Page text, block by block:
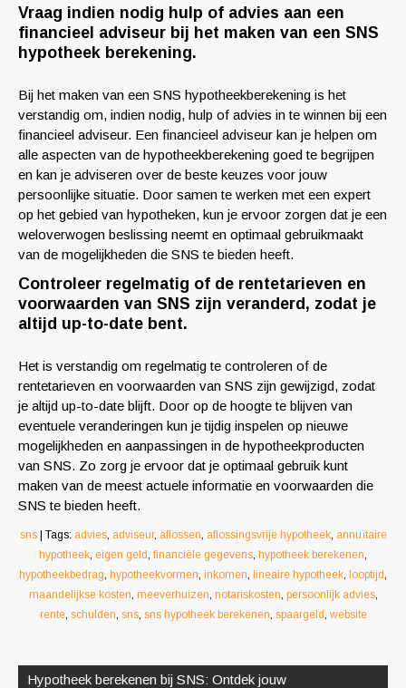
Vraag indien nodig hulp of advies aan een
financieel adviseur bij het maken van een SNS
hypotheek berekening.
Bij het maken van een SNS hypotheekberekening is het
verstandig om, indien nodig, hulp of advies in te winnen bij een
financieel adviseur. Een financieel adviseur kan je helpen om
alle aspecten van de hypotheekberekening goed te begrijpen
en kan je adviseren over de beste keuzes voor jouw
persoonlijke situatie. Door samen te werken met een expert
op het gebied van hypotheken, kun je ervoor zorgen dat je een
weloverwogen beslissing neemt en optimaal gebruikmaakt
van de mogelijkheden die SNS te bieden heeft.
Controleer regelmatig of de rentetarieven en
voorwaarden van SNS zijn veranderd, zodat je
altijd up-to-date bent.
Het is verstandig om regelmatig te controleren of de
rentetarieven en voorwaarden van SNS zijn gewijzigd, zodat
je altijd up-to-date blijft. Door op de hoogte te blijven van
eventuele veranderingen kun je tijdig inspelen op nieuwe
mogelijkheden en aanpassingen in de hypotheekproducten
van SNS. Zo zorg je ervoor dat je optimaal gebruik kunt
maken van de meest actuele informatie en voorwaarden die
SNS te bieden heeft.
sns | Tags: advies, adviseur, aflossen, aflossingsvrije hypotheek, annuïtaire
hypotheek, eigen geld, financiële gegevens, hypotheek berekenen,
hypotheekbedrag, hypotheekvormen, inkomen, lineaire hypotheek, looptijd,
maandelijkse kosten, meeverhuizen, notariskosten, persoonlijk advies,
rente, schulden, sns, sns hypotheek berekenen, spaargeld, website
Hypotheek berekenen bij SNS: Ontdek jouw